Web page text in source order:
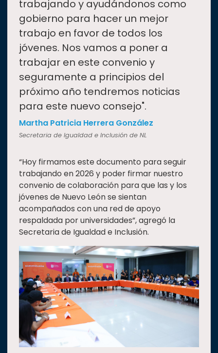
trabajando y ayudándonos como
gobierno para hacer un mejor
trabajo en favor de todos los
jóvenes. Nos vamos a poner a
trabajar en este convenio y
seguramente a principios del
próximo año tendremos noticias
para este nuevo consejo".
Martha Patricia Herrera González
Secretaria de Igualdad e Inclusión de NL
“Hoy firmamos este documento para seguir
trabajando en 2026 y poder firmar nuestro
convenio de colaboración para que las y los
jóvenes de Nuevo León se sientan
acompañados con una red de apoyo
respaldada por universidades”, agregó la
Secretaria de Igualdad e Inclusión.